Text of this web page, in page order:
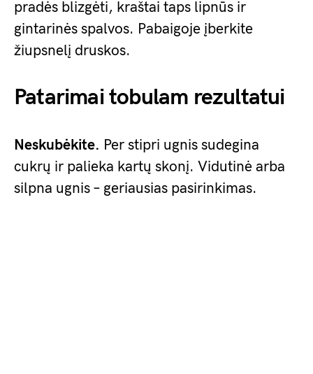
pradės blizgėti, kraštai taps lipnūs ir
gintarinės spalvos. Pabaigoje įberkite
žiupsnelį druskos.
Patarimai tobulam rezultatui
Neskubėkite. Per stipri ugnis sudegina
cukrų ir palieka kartų skonį. Vidutinė arba
silpna ugnis – geriausias pasirinkimas.